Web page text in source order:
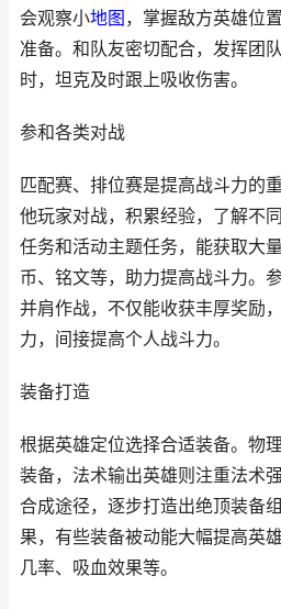
会观察小地图 ，掌握敌方英雄位
准备。和队友密切配合，发挥团
时，坦克及时跟上吸收伤害。
参和各类对战
匹配赛、排位赛是提高战斗力的
他玩家对战，积累经验，了解不
任务和活动主题任务，能获取大
币、铭文等，助力提高战斗力。
并肩作战，不仅能收获丰厚奖励
力，间接提高个人战斗力。
装备打造
根据英雄定位选择合适装备。物
装备，法术输出英雄则注重法术
合成途径，逐步打造出绝顶装备
果，有些装备被动能大幅提高英
几率、吸血效果等。